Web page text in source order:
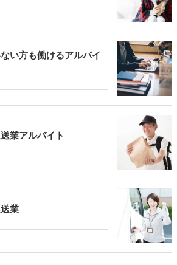
い方も働けるアルバイ
業アルバイト
業